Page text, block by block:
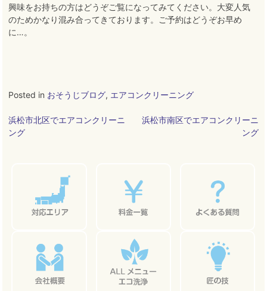
興味をお持ちの方はどうぞご覧になってみてください。 大変人気
のためかなり混み合ってきております。ご予約はどうぞお早め
に…。
Posted in おそうじブログ, エアコンクリーニング
投
稿
浜松市北区でエアコンクリーニ
ング
浜松市南区でエアコンクリーニ
ング